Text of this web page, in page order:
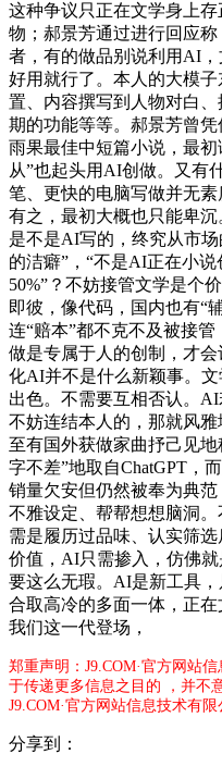
这种争议只正在文学身上
物；郝景芳通过进行回应
者，有的做品别说利用AI
好用就行了。本人的大模
置、内容撰写到人物对白
期的功能等等。郝景芳曾
雨果最佳中短篇小说，最
从”也起头用AI创做。又有
笔、更快的电脑写做并无
有之，最初大概也只能卑
是不是AI写的，终究从市
的洁癖”，“不是AI正在小
50%”？不妨接管文学是个
即彼，像代码，国内也有“
连“赔本”都不克不及被接
做是专属于人的创制，才
化AI并不是什么新颖事。
出色。不需要互相否认。
不妨连结本人的，那就风
至有国外获做家曲抒己见
字不差”地取自ChatGPT，
销量欠安但仍然被奉为典
不雅设定、帮帮想想脑洞
需是履历过品味、认实筛
价值，AI只需掺入，仿佛
要这么无瑕。AI是新工具
合取高冷的多面一体，正
我们这一代登场，
郑重声明：J9.COM·官方网站
于传递更多信息之目的 ，并不
J9.COM·官方网站信息技术有
分享到：